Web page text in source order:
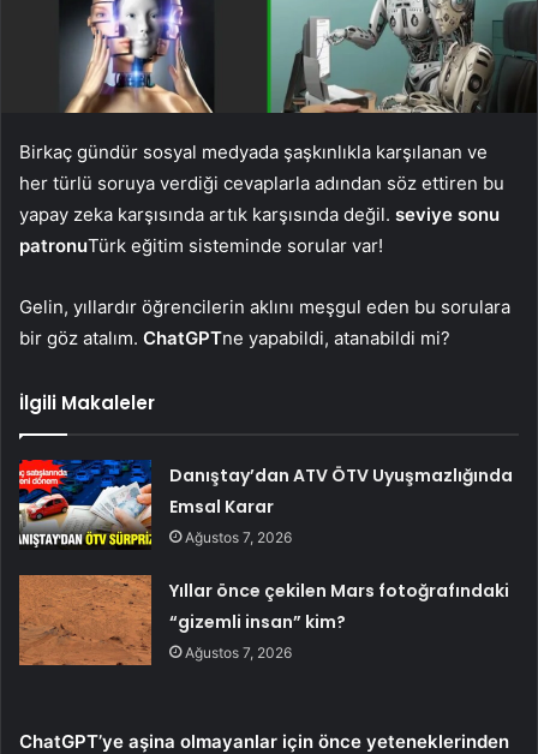
Birkaç gündür sosyal medyada şaşkınlıkla karşılanan ve
her türlü soruya verdiği cevaplarla adından söz ettiren bu
yapay zeka karşısında artık karşısında değil. seviye sonu
patronuTürk eğitim sisteminde sorular var!
Gelin, yıllardır öğrencilerin aklını meşgul eden bu sorulara
bir göz atalım. ChatGPTne yapabildi, atanabildi mi?
İlgili Makaleler
Danıştay’dan ATV ÖTV Uyuşmazlığında
Emsal Karar
Ağustos 7, 2026
Yıllar önce çekilen Mars fotoğrafındaki
“gizemli insan” kim?
Ağustos 7, 2026
ChatGPT’ye aşina olmayanlar için önce yeteneklerinden